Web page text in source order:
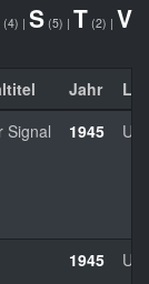
(4) | S (5) | T (2) | V
Jahr
Signal 1945
1945